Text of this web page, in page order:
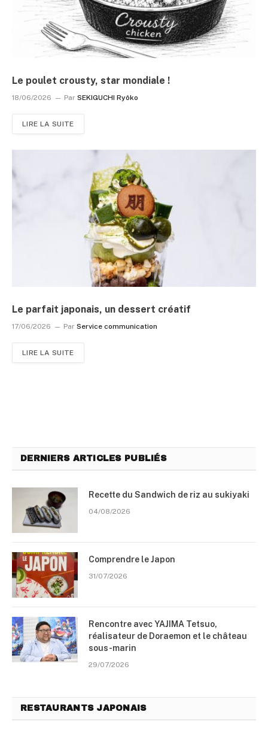
Le poulet crousty, star mondiale !
18/06/2026 Par SEKIGUCHI Ryôko
LIRE LA SUITE
Le parfait japonais, un dessert créatif
17/06/2026 Par Service communication
LIRE LA SUITE
DERNIERS ARTICLES PUBLIÉS
Recette du Sandwich de riz au sukiyaki
04/08/2026
Comprendre le Japon
31/07/2026
Rencontre avec YAJIMA Tetsuo,
réalisateur de Doraemon et le château
sous-marin
29/07/2026
RESTAURANTS JAPONAIS